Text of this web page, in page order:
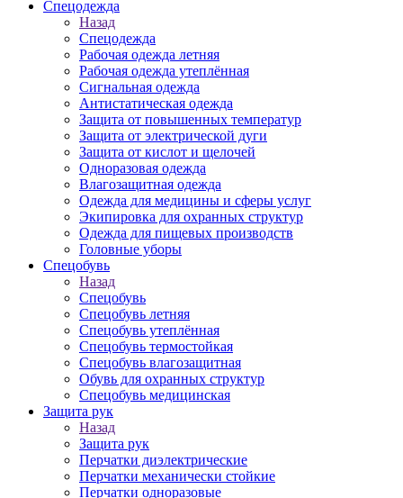
Спецодежда
Назад
Спецодежда
Рабочая одежда летняя
Рабочая одежда утеплённая
Сигнальная одежда
Антистатическая одежда
Защита от повышенных температур
Защита от электрической дуги
Защита от кислот и щелочей
Одноразовая одежда
Влагозащитная одежда
Одежда для медицины и сферы услуг
Экипировка для охранных структур
Одежда для пищевых производств
Головные уборы
Спецобувь
Назад
Спецобувь
Спецобувь летняя
Спецобувь утеплённая
Спецобувь термостойкая
Спецобувь влагозащитная
Обувь для охранных структур
Спецобувь медицинская
Защита рук
Назад
Защита рук
Перчатки диэлектрические
Перчатки механически стойкие
Перчатки одноразовые